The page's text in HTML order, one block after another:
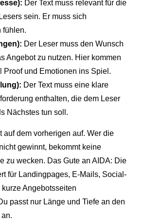
Der Text muss relevant für die
sein. Er muss sich
fühlen.
Der Leser muss den Wunsch
Angebot zu nutzen. Hier kommen
Proof und Emotionen ins Spiel.
Der Text muss eine klare
enthalten, die dem Leser
Nächstes tun soll.
auf dem vorherigen auf. Wer die
gewinnt, bekommt keine
zu wecken. Das Gute an AIDA: Die
für Landingpages, E-Mails, Social-
Angebotsseiten
passt nur Länge und Tiefe an den